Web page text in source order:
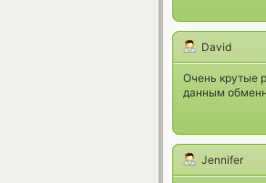
David
Очень крутые
данным
Jennifer